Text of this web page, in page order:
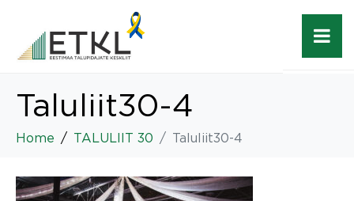
Taluliit30-4
Home TALULIIT 30 Taluliit30-4